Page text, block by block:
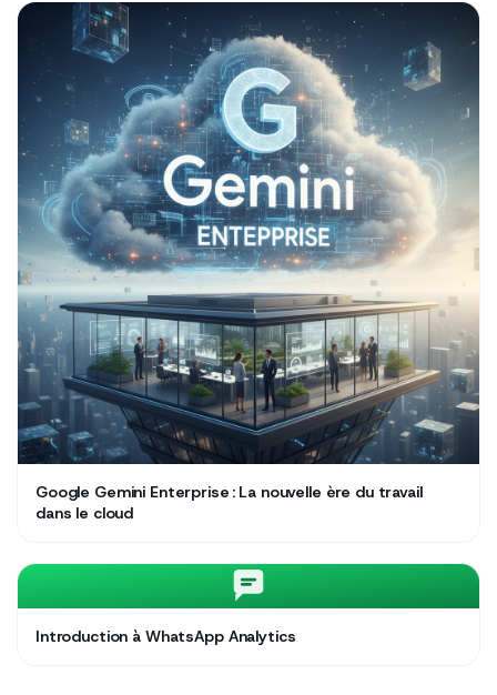
Google Gemini Enterprise : La nouvelle ère du travail
dans le cloud
Introduction à WhatsApp Analytics